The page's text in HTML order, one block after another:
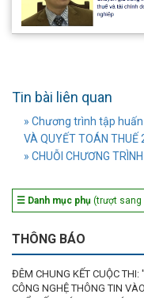
Tin bài liên quan
» Chương trình tập huấn
VÀ QUYẾT TOÁN THUẾ
» CHUỖI CHƯƠNG
☰ Danh mục phụ (trượt
THÔNG BÁO
ĐÊM CHUNG KẾT CUỘC
CÔNG NGHỆ THÔNG TIN